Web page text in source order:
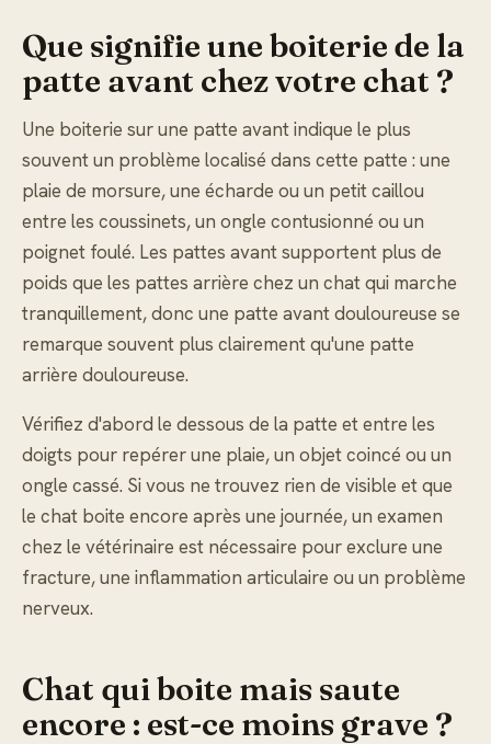
Que signifie une boiterie de la
patte avant chez votre chat ?
Une boiterie sur une patte avant indique le plus
souvent un problème localisé dans cette patte : une
plaie de morsure, une écharde ou un petit caillou
entre les coussinets, un ongle contusionné ou un
poignet foulé. Les pattes avant supportent plus de
poids que les pattes arrière chez un chat qui marche
tranquillement, donc une patte avant douloureuse se
remarque souvent plus clairement qu'une patte
arrière douloureuse.
Vérifiez d'abord le dessous de la patte et entre les
doigts pour repérer une plaie, un objet coincé ou un
ongle cassé. Si vous ne trouvez rien de visible et que
le chat boite encore après une journée, un examen
chez le vétérinaire est nécessaire pour exclure une
fracture, une inflammation articulaire ou un problème
nerveux.
Chat qui boite mais saute
encore : est-ce moins grave ?